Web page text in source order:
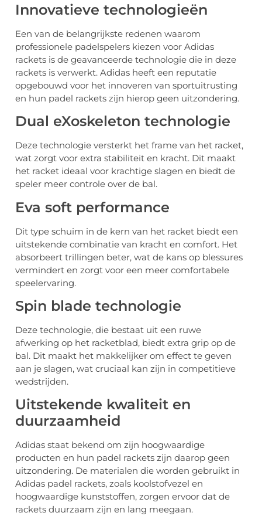
Innovatieve technologieën
Een van de belangrijkste redenen waarom
professionele padelspelers kiezen voor Adidas
rackets is de geavanceerde technologie die in deze
rackets is verwerkt. Adidas heeft een reputatie
opgebouwd voor het innoveren van sportuitrusting
en hun padel rackets zijn hierop geen uitzondering.
Dual eXoskeleton technologie
Deze technologie versterkt het frame van het racket,
wat zorgt voor extra stabiliteit en kracht. Dit maakt
het racket ideaal voor krachtige slagen en biedt de
speler meer controle over de bal.
Eva soft performance
Dit type schuim in de kern van het racket biedt een
uitstekende combinatie van kracht en comfort. Het
absorbeert trillingen beter, wat de kans op blessures
vermindert en zorgt voor een meer comfortabele
speelervaring.
Spin blade technologie
Deze technologie, die bestaat uit een ruwe
afwerking op het racketblad, biedt extra grip op de
bal. Dit maakt het makkelijker om effect te geven
aan je slagen, wat cruciaal kan zijn in competitieve
wedstrijden.
Uitstekende kwaliteit en
duurzaamheid
Adidas staat bekend om zijn hoogwaardige
producten en hun padel rackets zijn daarop geen
uitzondering. De materialen die worden gebruikt in
Adidas padel rackets, zoals koolstofvezel en
hoogwaardige kunststoffen, zorgen ervoor dat de
rackets duurzaam zijn en lang meegaan.